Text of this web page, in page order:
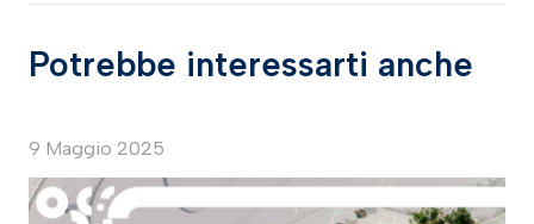
Potrebbe interessarti anche
9 Maggio 2025